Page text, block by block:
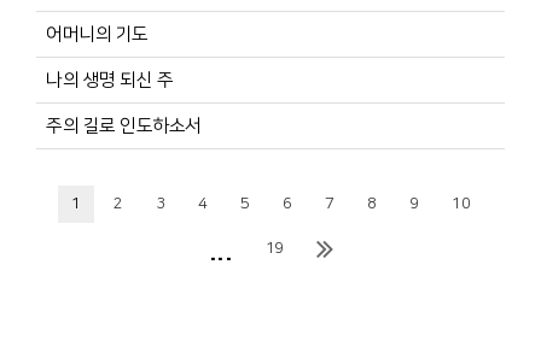
어머니의 기도
나의 생명 되신 주
주의 길로 인도하소서
1 2 3 4 5 6 7 8 9 10
... 19